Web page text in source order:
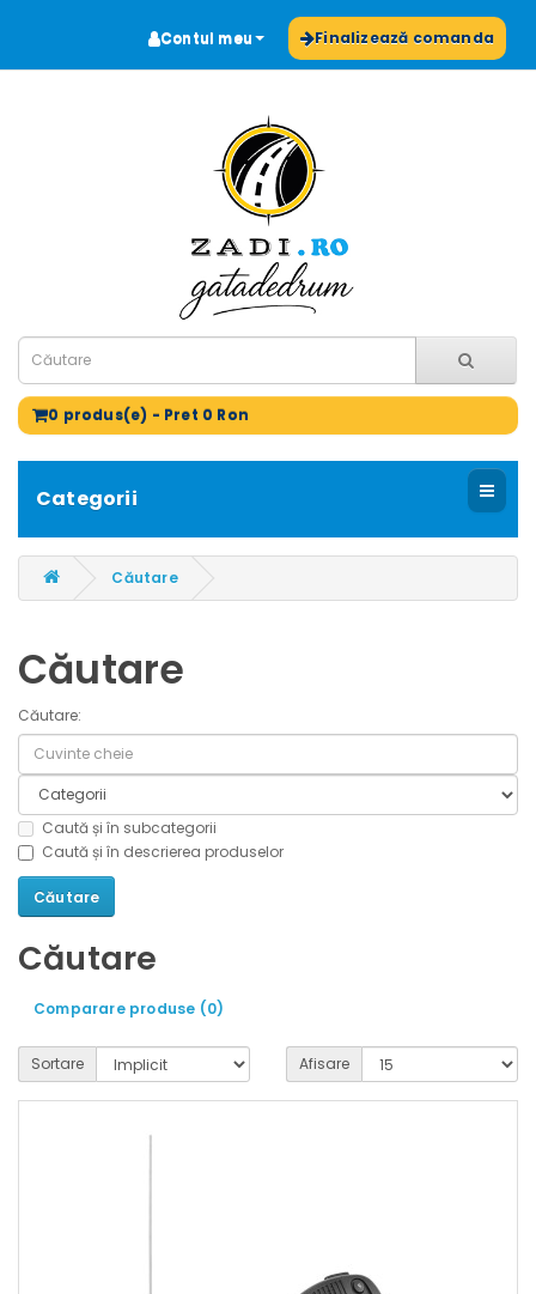
Contul meu Finalizează comanda
0 produs(e) - Pret 0 Ron
Categorii
Căutare
Căutare
Căutare:
Caută și în subcategorii
Caută și în descrierea produselor
Căutare
Comparare produse (0)
Sortare Afisare